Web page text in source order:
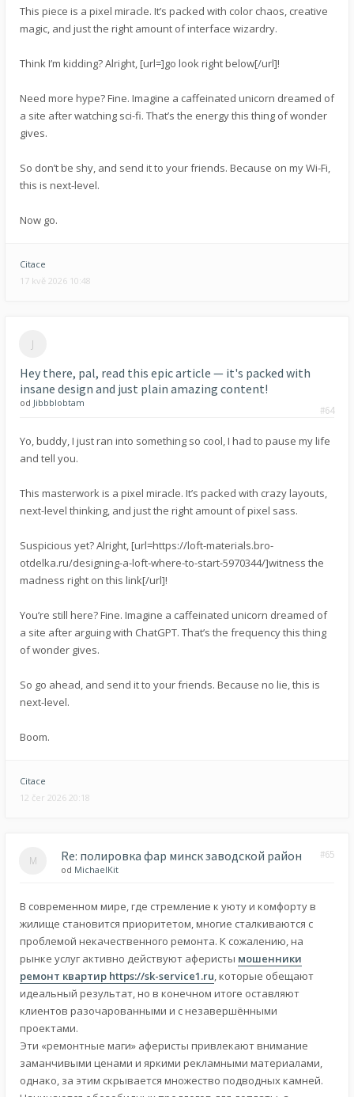
This piece is a pixel miracle. It’s packed with color chaos, creative
magic, and just the right amount of interface wizardry.
Think I’m kidding? Alright, [url=]go look right below[/url]!
Need more hype? Fine. Imagine a caffeinated unicorn dreamed of
a site after watching sci-fi. That’s the energy this thing of wonder
gives.
So don’t be shy, and send it to your friends. Because on my Wi-Fi,
this is next-level.
Now go.
Citace
17 kvě 2026 10:48
Hey there, pal, read this epic article — it's packed with
insane design and just plain amazing content!
#64
od Jibbblobtam
Yo, buddy, I just ran into something so cool, I had to pause my life
and tell you.
This masterwork is a pixel miracle. It’s packed with crazy layouts,
next-level thinking, and just the right amount of pixel sass.
Suspicious yet? Alright, [url=https://loft-materials.bro-
otdelka.ru/designing-a-loft-where-to-start-5970344/]witness the
madness right on this link[/url]!
You’re still here? Fine. Imagine a caffeinated unicorn dreamed of
a site after arguing with ChatGPT. That’s the frequency this thing
of wonder gives.
So go ahead, and send it to your friends. Because no lie, this is
next-level.
Boom.
Citace
12 čer 2026 20:18
Re: полировка фар минск заводской район #65
od MichaelKit
В современном мире, где стремление к уюту и комфорту в
жилище становится приоритетом, многие сталкиваются с
проблемой некачественного ремонта. К сожалению, на
рынке услуг активно действуют аферисты мошенники
ремонт квартир https://sk-service1.ru, которые обещают
идеальный результат, но в конечном итоге оставляют
клиентов разочарованными и с незавершёнными
проектами.
Эти «ремонтные маги» аферисты привлекают внимание
заманчивыми ценами и яркими рекламными материалами,
однако, за этим скрывается множество подводных камней.